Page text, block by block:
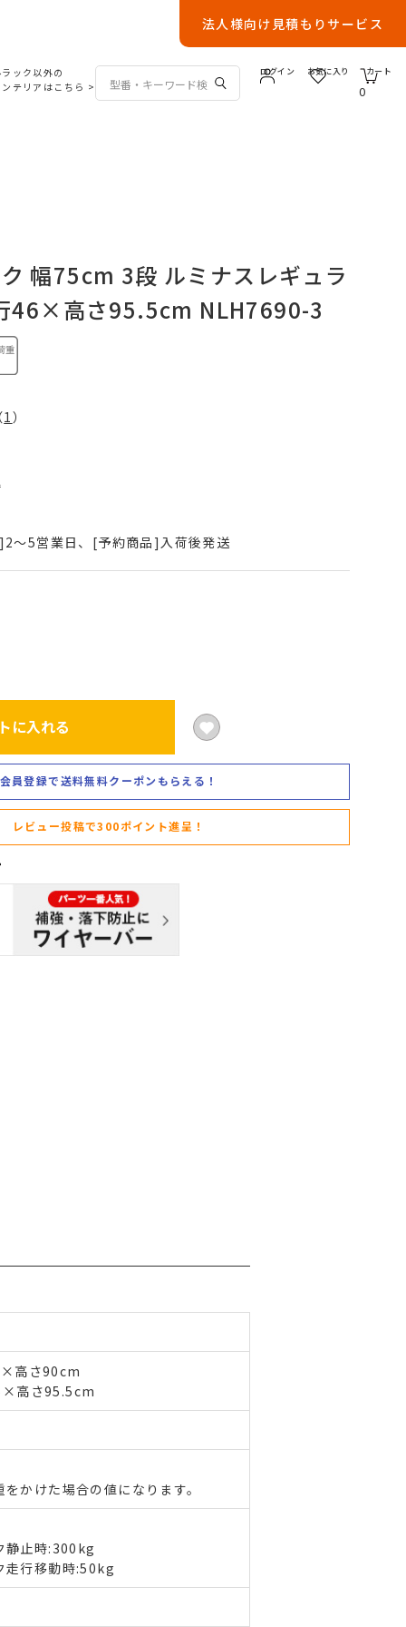
法人様向け見積もりサービス
ック以外の
テリアはこちら >
ログイン お気に入り
0
カート
幅75cm 3段 ルミナスレギュラ
46×高さ95.5cm NLH7690-3
1 ）
～5営業日、[予約商品]入荷後発送
に入れる
会員登録で送料無料クーポンもらえる！
レビュー投稿で300ポイント進呈！
高さ90cm
高さ95.5cm
かけた場合の値になります。
静止時:300kg
走行移動時:50kg